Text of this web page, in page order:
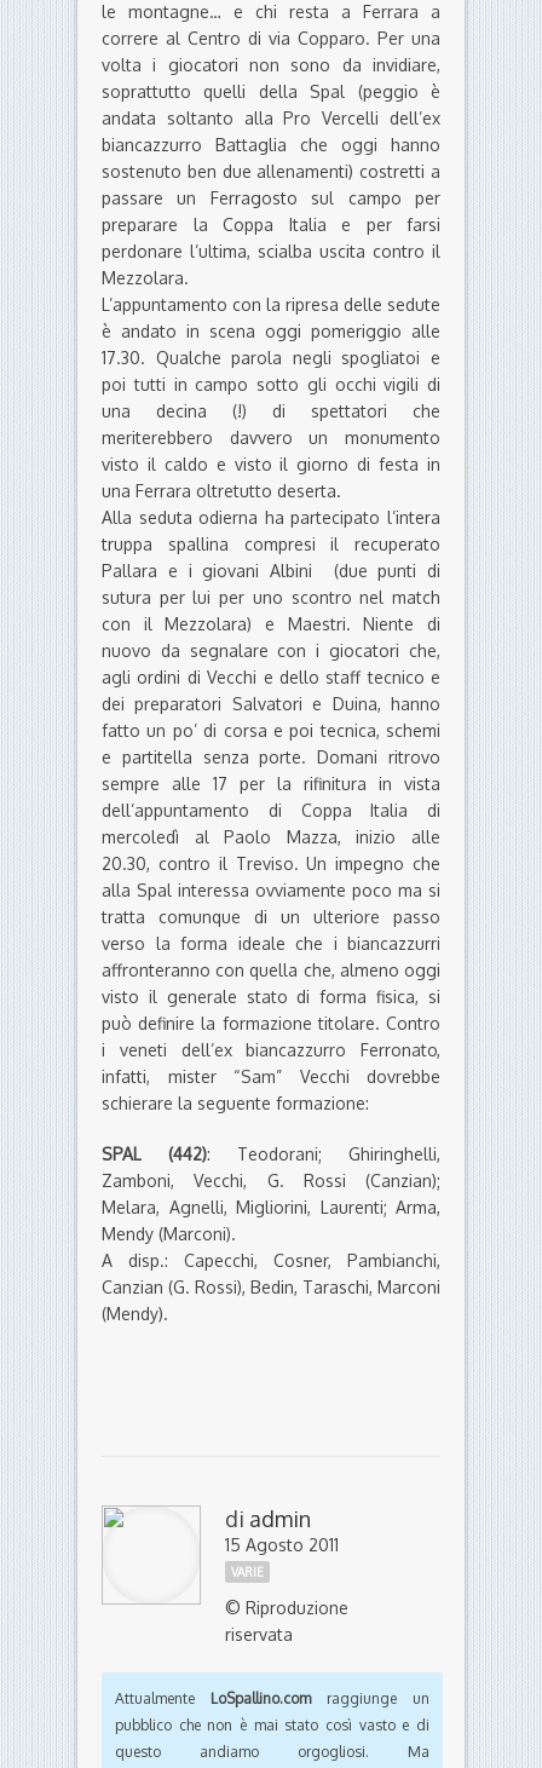
le montagne… e chi resta a Ferrara a
correre al Centro di via Copparo. Per una
volta i giocatori non sono da invidiare,
soprattutto quelli della Spal (peggio è
andata soltanto alla Pro Vercelli dell’ex
biancazzurro Battaglia che oggi hanno
sostenuto ben due allenamenti) costretti a
passare un Ferragosto sul campo per
preparare la Coppa Italia e per farsi
perdonare l’ultima, scialba uscita contro il
Mezzolara.
L’appuntamento con la ripresa delle sedute
è andato in scena oggi pomeriggio alle
17.30. Qualche parola negli spogliatoi e
poi tutti in campo sotto gli occhi vigili di
una decina (!) di spettatori che
meriterebbero davvero un monumento
visto il caldo e visto il giorno di festa in
una Ferrara oltretutto deserta.
Alla seduta odierna ha partecipato l’intera
truppa spallina compresi il recuperato
Pallara e i giovani Albini (due punti di
sutura per lui per uno scontro nel match
con il Mezzolara) e Maestri. Niente di
nuovo da segnalare con i giocatori che,
agli ordini di Vecchi e dello staff tecnico e
dei preparatori Salvatori e Duina, hanno
fatto un po’ di corsa e poi tecnica, schemi
e partitella senza porte. Domani ritrovo
sempre alle 17 per la rifinitura in vista
dell’appuntamento di Coppa Italia di
mercoledì al Paolo Mazza, inizio alle
20.30, contro il Treviso. Un impegno che
alla Spal interessa ovviamente poco ma si
tratta comunque di un ulteriore passo
verso la forma ideale che i biancazzurri
affronteranno con quella che, almeno oggi
visto il generale stato di forma fisica, si
può definire la formazione titolare. Contro
i veneti dell’ex biancazzurro Ferronato,
infatti, mister “Sam” Vecchi dovrebbe
schierare la seguente formazione:
SPAL (442): Teodorani; Ghiringhelli,
Zamboni, Vecchi, G. Rossi (Canzian);
Melara, Agnelli, Migliorini, Laurenti; Arma,
Mendy (Marconi).
A disp.: Capecchi, Cosner, Pambianchi,
Canzian (G. Rossi), Bedin, Taraschi, Marconi
(Mendy).
di admin
15 Agosto 2011
VARIE
© Riproduzione
riservata
Attualmente LoSpallino.comraggiunge un
pubblico che non è mai stato così vasto e di
questo andiamo orgogliosi. Ma